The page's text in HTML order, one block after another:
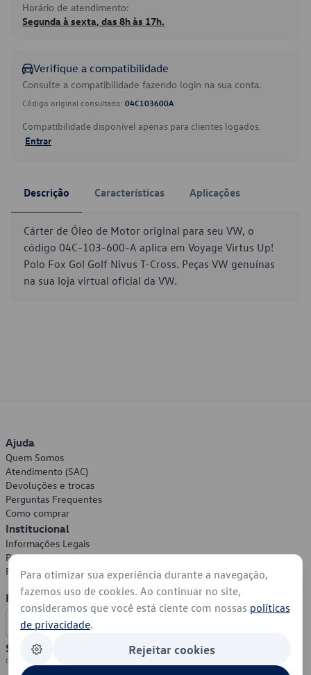
Horário de atendimento:
Segunda à sexta, das 8h às 17h.
Verifique a compatibilidade
Consulte a compatibilidade fazendo login na sua conta.
Código original consultado: 04C103600A
Compatibilidade disponível apenas para clientes logados.
Entrar
Descrição Características Aplicações
Cárter de Óleo de Motor original para seu VW, o
código 04C-103-600-A aplica em Voyage Virtus Up!
Polo Fox Gol Golf Nivus T-Cross. Peças VW genuínas
na sua loja virtual oficial da VW.
Ajuda
Quem Somos
Atendimento (SAC)
Devoluções e trocas
Perguntas Frequentes
Como comprar
Institucional
Informações Legais
Política de Privacidade
Política de Cookies
Formas de Pagamento
Segurança
Para otimizar sua experiência durante a navegação,
fazemos uso de cookies. Ao continuar no site,
consideramos que você está ciente com nossas políticas
de privacidade.
Rejeitar cookies